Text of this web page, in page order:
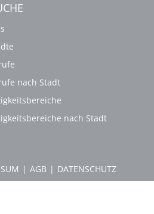
nach Stadt
nach Stadt
| AGB | DATENSCHUTZ